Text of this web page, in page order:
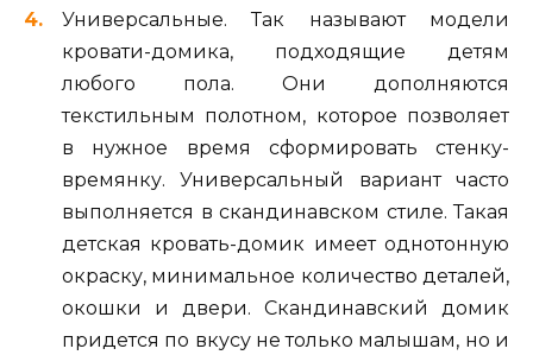
Универсальные. Так называют модели
кровати-домика, подходящие детям
любого пола. Они дополняются
текстильным полотном, которое позволяет
в нужное время сформировать стенку-
времянку. Универсальный вариант часто
выполняется в скандинавском стиле. Такая
детская кровать-домик имеет однотонную
окраску, минимальное количество деталей,
окошки и двери. Скандинавский домик
придется по вкусу не только малышам, но и